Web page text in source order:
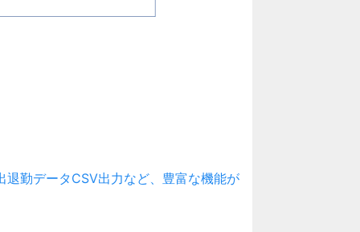
勤データCSV出力など、豊富な機能が